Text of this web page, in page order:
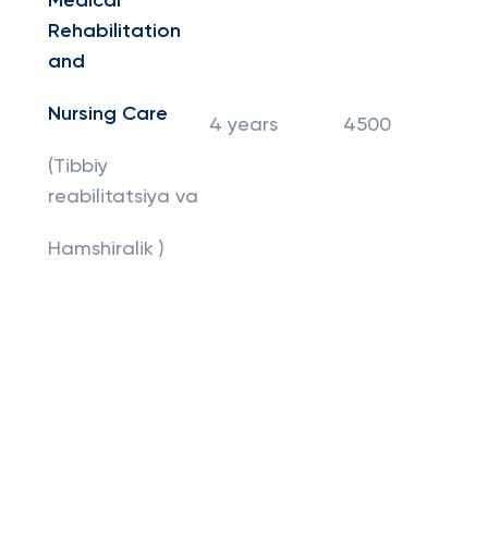
Rehabilitation
and
Nursing Care
(Tibbiy
reabilitatsiya va
Hamshiralik )
4 years 4500